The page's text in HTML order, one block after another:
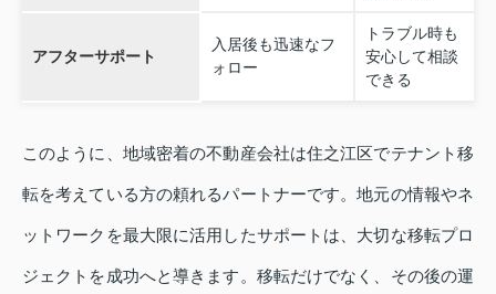
アフターサポート
入居後も迅速なフ
ォロー
トラブル時も
安心して相談
できる
このように、地域密着の不動産会社は住之江区でテナント移
転を考えている方の頼れるパートナーです。地元の情報やネ
ットワークを最大限に活用したサポートは、大切な移転プロ
ジェクトを成功へと導きます。移転だけでなく、その後の運